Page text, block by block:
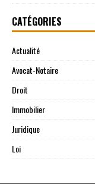
CATÉGORIES
Actualité
Avocat-Notaire
Droit
Immobilier
Juridique
Loi